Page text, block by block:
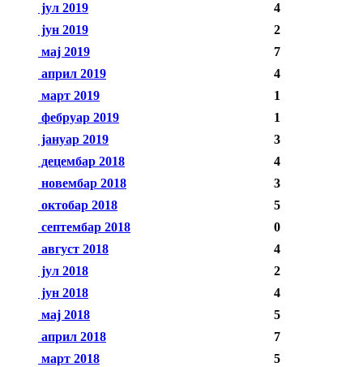
јул 2019
4
јун 2019
2
мај 2019
7
април 2019
4
март 2019
1
фебруар 2019
1
јануар 2019
3
децембар 2018
4
новембар 2018
3
октобар 2018
5
септембар 2018
0
август 2018
4
јул 2018
2
јун 2018
4
мај 2018
5
април 2018
7
март 2018
5